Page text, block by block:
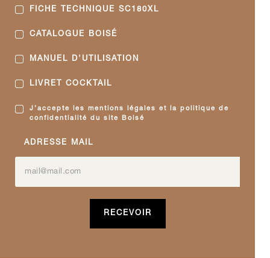
FICHE TECHNIQUE SC180XL
CATALOGUE BOISÉ
MANUEL D'UTILISATION
LIVRET COCKTAIL
J’accepte les mentions légales et la politique de
confidentialité du site Boisé
ADRESSE MAIL